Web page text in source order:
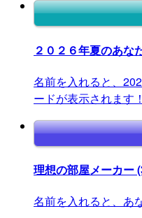
２０２６年夏のあな
名前を入れると、
ードが表示されます！
理想の部屋メーカー
名前を入れると、あ